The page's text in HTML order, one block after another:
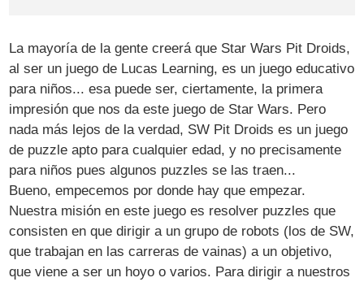
La mayoría de la gente creerá que Star Wars Pit Droids,
al ser un juego de Lucas Learning, es un juego educativo
para niños... esa puede ser, ciertamente, la primera
impresión que nos da este juego de Star Wars. Pero
nada más lejos de la verdad, SW Pit Droids es un juego
de puzzle apto para cualquier edad, y no precisamente
para niños pues algunos puzzles se las traen...
Bueno, empecemos por donde hay que empezar.
Nuestra misión en este juego es resolver puzzles que
consisten en que dirigir a un grupo de robots (los de SW,
que trabajan en las carreras de vainas) a un objetivo,
que viene a ser un hoyo o varios. Para dirigir a nuestros